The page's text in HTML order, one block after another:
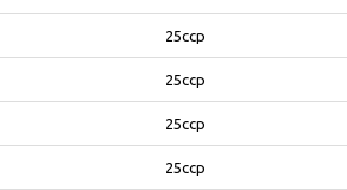
25ccp
25ccp
25ccp
25ccp